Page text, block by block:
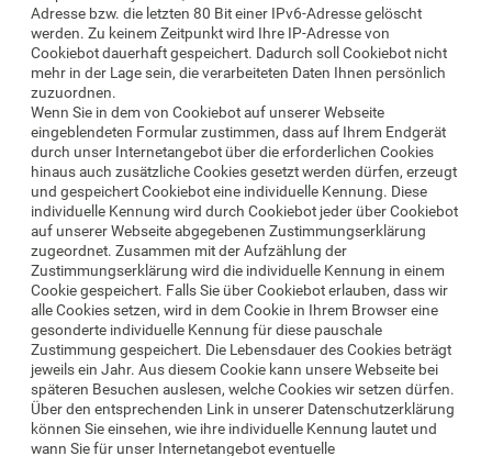
Adresse bzw. die letzten 80 Bit einer IPv6-Adresse gelöscht
werden. Zu keinem Zeitpunkt wird Ihre IP-Adresse von
Cookiebot dauerhaft gespeichert. Dadurch soll Cookiebot nicht
mehr in der Lage sein, die verarbeiteten Daten Ihnen persönlich
zuzuordnen.
Wenn Sie in dem von Cookiebot auf unserer Webseite
eingeblendeten Formular zustimmen, dass auf Ihrem Endgerät
durch unser Internetangebot über die erforderlichen Cookies
hinaus auch zusätzliche Cookies gesetzt werden dürfen, erzeugt
und gespeichert Cookiebot eine individuelle Kennung. Diese
individuelle Kennung wird durch Cookiebot jeder über Cookiebot
auf unserer Webseite abgegebenen Zustimmungserklärung
zugeordnet. Zusammen mit der Aufzählung der
Zustimmungserklärung wird die individuelle Kennung in einem
Cookie gespeichert. Falls Sie über Cookiebot erlauben, dass wir
alle Cookies setzen, wird in dem Cookie in Ihrem Browser eine
gesonderte individuelle Kennung für diese pauschale
Zustimmung gespeichert. Die Lebensdauer des Cookies beträgt
jeweils ein Jahr. Aus diesem Cookie kann unsere Webseite bei
späteren Besuchen auslesen, welche Cookies wir setzen dürfen.
Über den entsprechenden Link in unserer Datenschutzerklärung
können Sie einsehen, wie ihre individuelle Kennung lautet und
wann Sie für unser Internetangebot eventuelle